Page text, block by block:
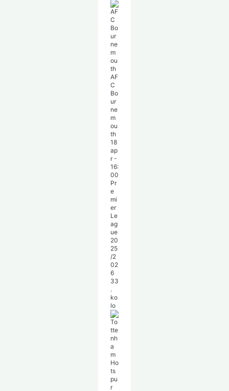
AF
C
Bo
ur
ne
m
ou
th
18
ap
r -
16:
00
Pr
e
mi
er
Le
ag
ue
20
25
/2
02
6
33
.
ko
lo